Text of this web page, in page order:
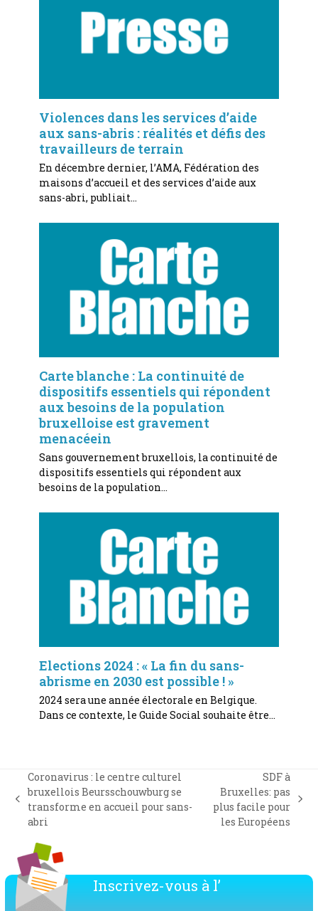
Violences dans les services d’aide
aux sans-abris : réalités et défis des
travailleurs de terrain
En décembre dernier, l’AMA, Fédération des
maisons d’accueil et des services d’aide aux
sans-abri, publiait…
Carte blanche : La continuité de
dispositifs essentiels qui répondent
aux besoins de la population
bruxelloise est gravement
menacéein
Sans gouvernement bruxellois, la continuité de
dispositifs essentiels qui répondent aux
besoins de la population…
Elections 2024 : « La fin du sans-
abrisme en 2030 est possible ! »
2024 sera une année électorale en Belgique.
Dans ce contexte, le Guide Social souhaite être…
previous
post:
Coronavirus : le centre culturel
bruxellois Beursschouwburg se
transforme en accueil pour sans-
abri
next
post:
SDF à
Bruxelles: pas
plus facile pour
les Européens
Inscrivez-vous à l’